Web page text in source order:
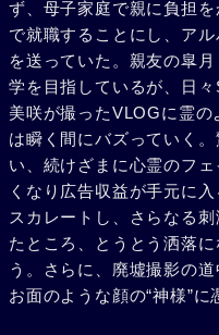
ず、母子家庭で親に負担
で就職することにし、ア
を送っていた。親友の皐
学を目指しているが、日
美咲が撮ったVLOGに霊
は瞬く間にバズっていく
い、続けざまに心霊のフ
くなり広告収益が手元に
スカレートし、さらなる
たところ、とうとう洒落
う。さらに、廃墟撮影の
お面のような顔の“神様”